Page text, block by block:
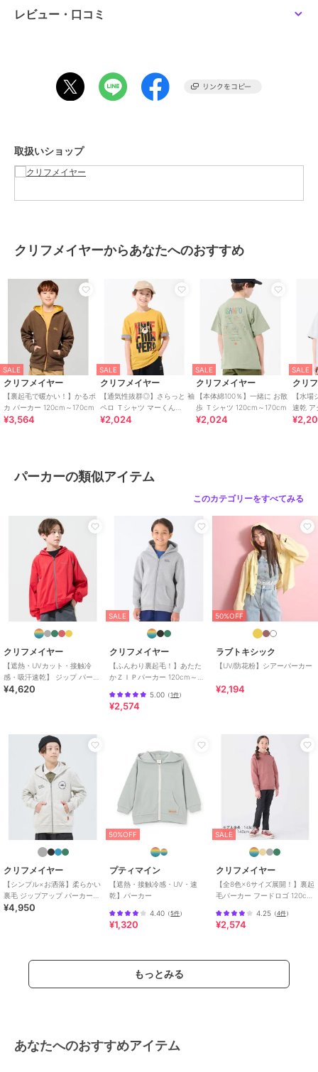
-------------------------
ケア方法：洗濯機洗い可（ネット使用）
-------------------------
家族みんなの毎日に楽しさと笑顔をお届けしたい。
クリフメイヤーの服にはそんな思いがたくさん詰め込まれています。
この商品は無料ギフトサービスの対象商品です
>>無料ギフトサービスについての詳細はこちら
ブランド クリフメイヤー
ショップ クリフメイヤー
商品カテゴリ トップス ／パーカー
性別タイプ
ボーイズ
トップス ／
パーカー
ガールズ
トップス ／パーカー
カラー
NAVY、OFF、GRAY、CHARCO
素材
本体: 綿50%, ポリエステル50% リ
商品のお取り扱い方法
お手入れ
特徴
トップス
綿・コットン素材/
ポリエステル
無地/ ロゴ
ワンポイン
ト/プリント柄/長袖
その他
袖デザイン/
ライフスタイル
ング・ランニング
アウトドア/
キャンプ・レジャー
パーカー
綿・コットン素材
長袖/
袖デザイン/洗える
ライフスタイル /
ング・ランニング
/ アウトドア
キャンプ・レジャー
原産国
レビュー・口コミ
取扱いショップ
クリフメイヤーからあなたへのおすすめ
SALE
クリフメイヤー
【裏起毛で暖かい！】かるポ
カ パーカー 120cm～170cm
¥3,564
SALE
クリフメイヤー
【通気性抜群◎】さらっと 袖
ペロ Ｔシャツ マーくん
120cm～170cm
¥2,024
SALE
クリフメイヤー
【本体綿100％】一緒に お散
歩 Ｔシャツ 120cm～170cm
¥2,024
SALE
クリ
【水
速乾 ア
シャツ
パーカーの類似アイテム
このカテゴリーをすべてみる
クリフメイヤー
【遮熱・UVカット・接触冷
感・吸汗速乾】 ジップ パーカ
ー 120cm～170cm
¥4,620
SALE
クリフメイヤー
【ふんわり裏起毛！】あたた
かＺＩＰパーカー 120cm～
5.00 （1件）
¥2,574
50%OFF
ラブトキシック
【UV/防花粉】シアーパーカー
¥2,194
クリフメイヤー
【シンプル×お洒落】柔らかい
裏毛 ジップアップ パーカー
120cm～170cm
¥4,950
50%OFF
プティマイン
【遮熱・接触冷感・UV・速
乾】パーカー
4.40 （5件）
¥1,320
SALE
クリフメイヤー
【全8色×6サイズ展開！】裏起
毛パーカー フードロゴ 120cm
4.25（4件）
¥2,574
もっとみる
あなたへのおすすめアイテム